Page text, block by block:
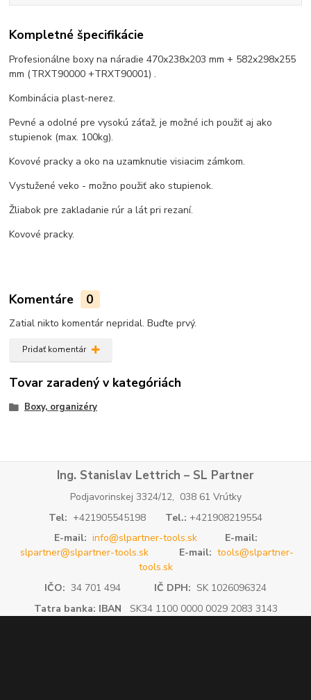
Kompletné špecifikácie
Profesionálne boxy na náradie 470x238x203 mm + 582x298x255
mm (TRXT90000 +TRXT90001) .
Kombinácia plast-nerez.
Pevné a odolné pre vysokú záťaž, je možné ich použiť aj ako
stupienok (max. 100kg).
Kovové pracky a oko na uzamknutie visiacim zámkom.
Vystužené veko - možno použiť ako stupienok.
Žliabok pre zakladanie rúr a lát pri rezaní.
Kovové pracky.
Komentáre 0
Zatial nikto komentár nepridal. Buďte prvý.
Pridať komentár
Tovar zaradený v kategóriách
Boxy, organizéry
Ing. Stanislav Lettrich – SL Partner
Podjavorinskej 3324/12, 038 61 Vrútky
Tel: +421905545198 Tel.: +421908219554
E-mail: info@slpartner-tools.sk
E-mail:
slpartner@slpartner-tools.sk
E-mail: tools@slpartner-
tools.sk
IČO: 34 701 494 IČ DPH: SK 1026096324
Tatra banka: IBAN SK34 1100 0000 0029 2083 3143